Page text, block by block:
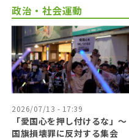
政治・社会運動
2026/07/13 - 17:39
「愛国心を押し付けるな」〜
国旗損壊罪に反対する集会